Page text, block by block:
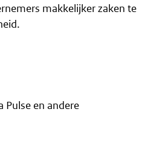
makkelijker zaken te
Pulse en andere